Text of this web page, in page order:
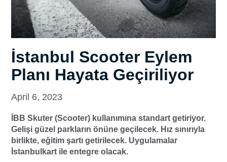
İstanbul Scooter Eylem
Planı Hayata Geçiriliyor
April 6, 2023
İBB Skuter (Scooter) kullanımına standart getiriyor.
Gelişi güzel parkların önüne geçilecek. Hız sınırıyla
birlikte, eğitim şartı getirilecek. Uygulamalar
İstanbulkart ile entegre olacak.